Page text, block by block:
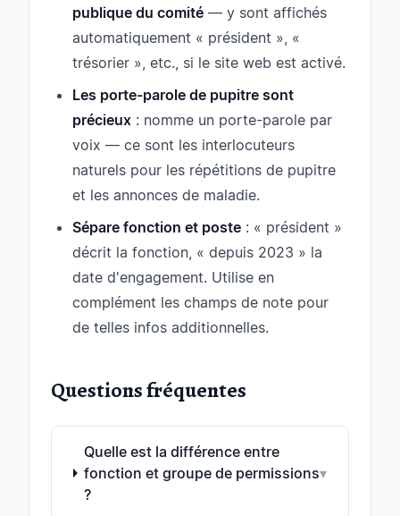
publique du comité — y sont affichés
automatiquement « président », «
trésorier », etc., si le site web est activé.
Les porte-parole de pupitre sont
précieux : nomme un porte-parole par
voix — ce sont les interlocuteurs
naturels pour les répétitions de pupitre
et les annonces de maladie.
Sépare fonction et poste : « président »
décrit la fonction, « depuis 2023 » la
date d'engagement. Utilise en
complément les champs de note pour
de telles infos additionnelles.
Questions fréquentes
Quelle est la différence entre
fonction et groupe de permissions
?
▾